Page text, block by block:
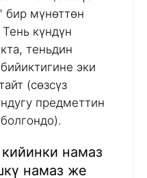
бир мүнөттөн
күндүн
теньдин
эки
(сөзсүз
предметтин
намаз
намаз же